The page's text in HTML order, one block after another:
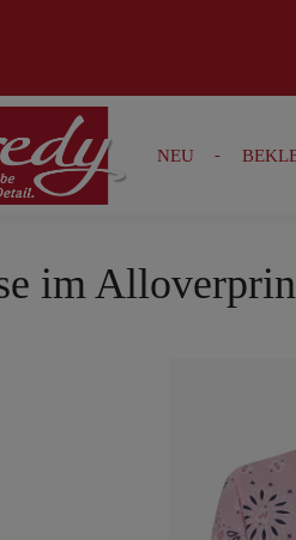
Zur Hauptnavigation springen
NEU
im